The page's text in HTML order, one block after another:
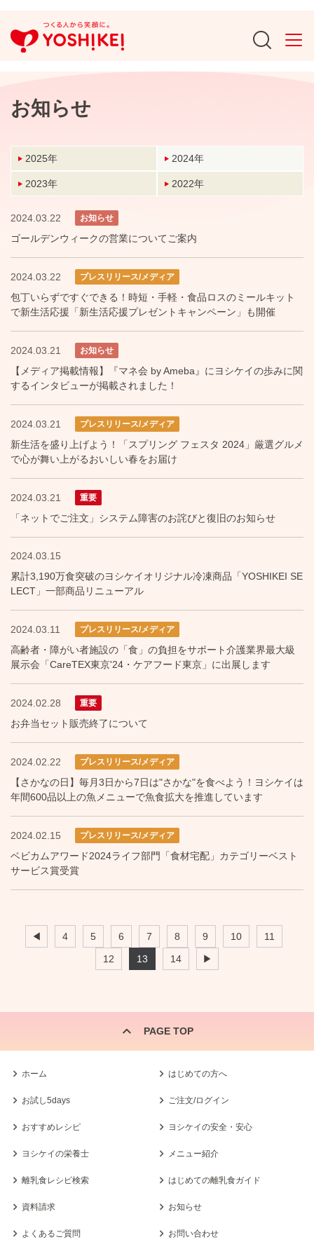
お知らせ
2025年 2024年
2023年 2022年
2024.03.22 お知らせ
ゴールデンウィークの営業についてご案内
2024.03.22 プレスリリース/メディア
包丁いらずですぐできる！時短・手軽・食品ロスのミールキット
で新生活応援「新生活応援プレゼントキャンペーン」も開催
2024.03.21 お知らせ
【メディア掲載情報】『マネ会 by Ameba』にヨシケイの歩みに関
するインタビューが掲載されました！
2024.03.21 プレスリリース/メディア
新生活を盛り上げよう！「スプリング フェスタ 2024」厳選グルメ
で心が舞い上がるおいしい春をお届け
2024.03.21 重要
「ネットでご注文」システム障害のお詫びと復旧のお知らせ
2024.03.15
累計3,190万食突破のヨシケイオリジナル冷凍商品「YOSHIKEI SE
LECT」一部商品リニューアル
2024.03.11 プレスリリース/メディア
高齢者・障がい者施設の「食」の負担をサポート介護業界最大級
展示会「CareTEX東京'24・ケアフード東京」に出展します
2024.02.28 重要
お弁当セット販売終了について
2024.02.22 プレスリリース/メディア
【さかなの日】毎月3日から7日は"さかな"を食べよう！ヨシケイは
年間600品以上の魚メニューで魚食拡大を推進しています
2024.02.15 プレスリリース/メディア
ベビカムアワード2024ライフ部門「食材宅配」カテゴリーベスト
サービス賞受賞
◀ 4 5 6 7 8 9 10
11
12
13 14 ▶
PAGE TOP
ホーム はじめての方へ
お試し5days ご注文/ログイン
おすすめレシピ ヨシケイの安全・安心
ヨシケイの栄養士 メニュー紹介
離乳食レシピ検索 はじめての離乳食ガイド
資料請求 お知らせ
よくあるご質問 お問い合わせ